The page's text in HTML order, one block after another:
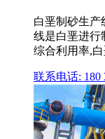
白垩制砂生产
线是白垩进行
综合利用率,
联系电话: 180